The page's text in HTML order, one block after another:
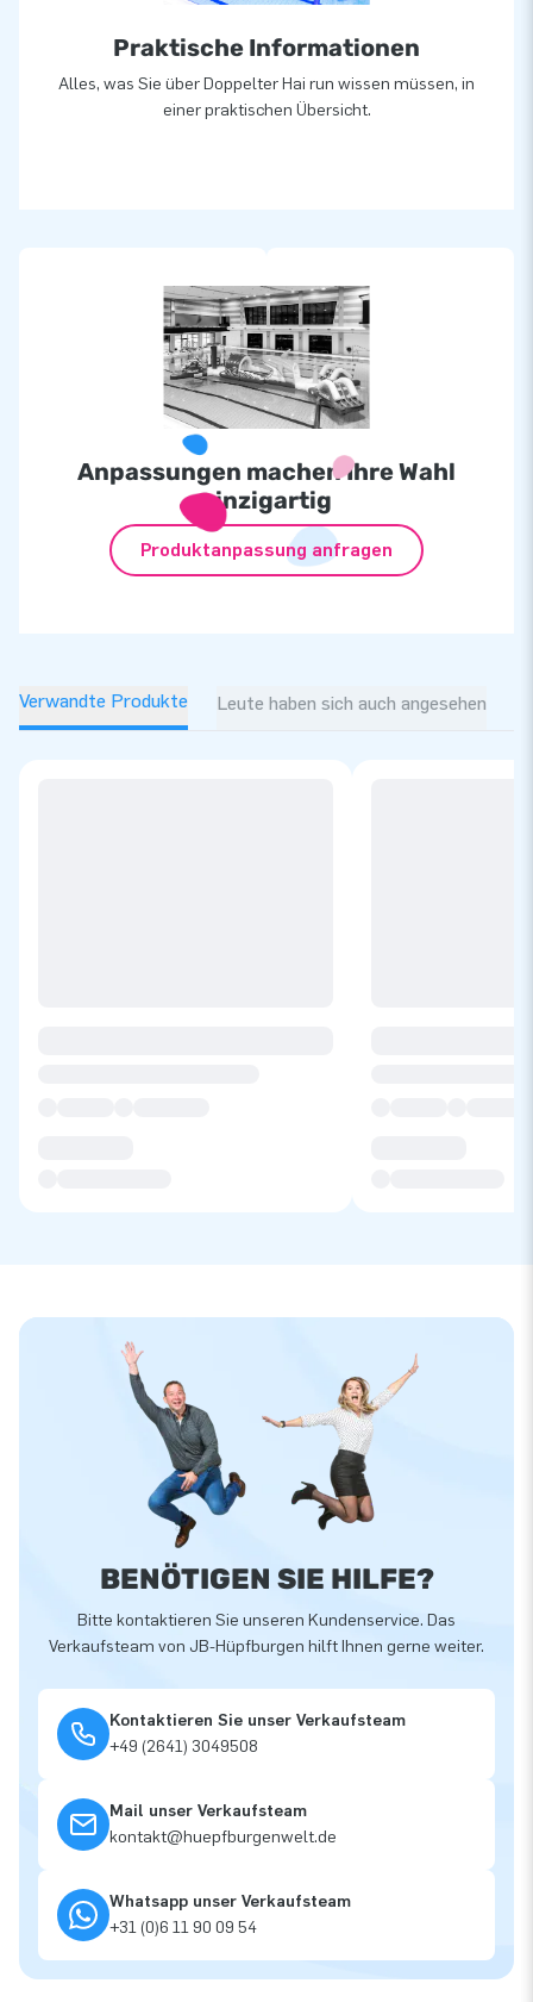
Praktische Informationen
Alles, was Sie über Doppelter Hai run wissen müssen, in
einer praktischen Übersicht.
Anpassungen machen Ihre Wahl
einzigartig
Produktanpassung anfragen
Verwandte Produkte Leute haben sich auch angesehen
BENÖTIGEN SIE HILFE?
Bitte kontaktieren Sie unseren Kundenservice. Das
Verkaufsteam von JB-Hüpfburgen hilft Ihnen gerne weiter.
Kontaktieren Sie unser Verkaufsteam
+49 (2641) 3049508
Mail unser Verkaufsteam
kontakt@huepfburgenwelt.de
Whatsapp unser Verkaufsteam
+31 (0)6 11 90 09 54